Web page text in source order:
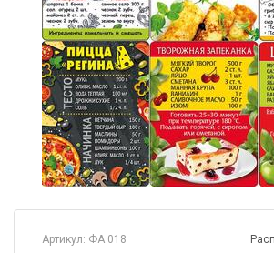
Артикул: ФА 018